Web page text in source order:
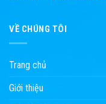
VỀ CHÚNG TÔI
Trang chủ
Giới thiệu